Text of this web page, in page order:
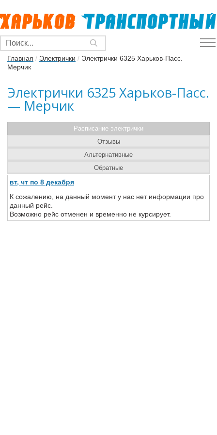
Главная / Электрички / Электрички 6325 Харьков-Пасс. —
Мерчик
Электрички 6325 Харьков-Пасс.
— Мерчик
Расписание электрички
вт, чт по 8 декабря
К сожалению, на данный момент у нас нет информации про
данный рейс.
Возможно рейс отменен и временно не курсирует.
Отзывы
Альтернативные
Обратные